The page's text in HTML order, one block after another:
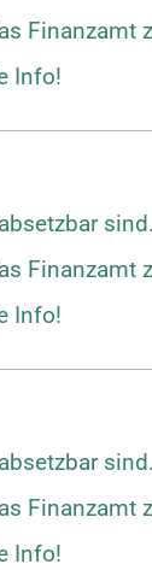
Finanzamt
Info!
Finanzamt
Info!
Finanzamt
Info!